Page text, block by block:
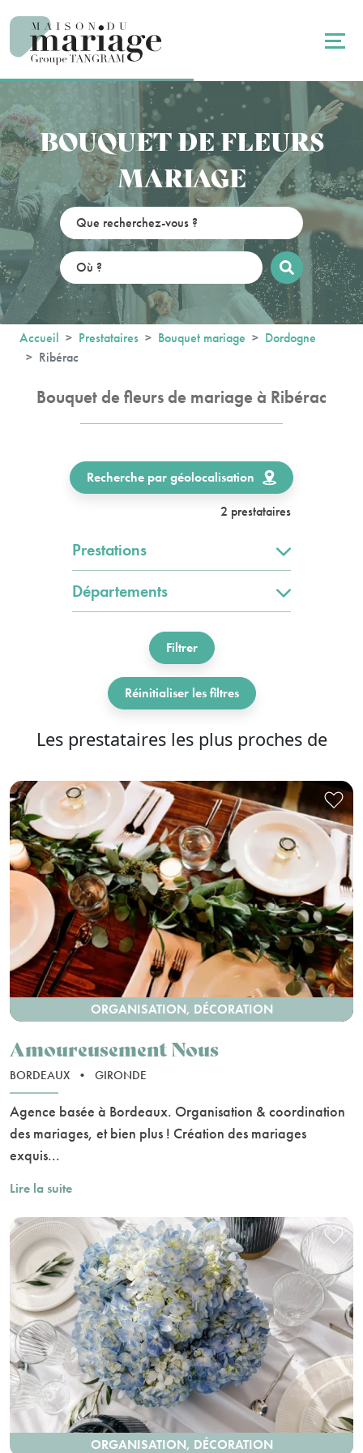
BOUQUET DE FLEURS
MARIAGE
Accueil Prestataires Bouquet mariage
Dordogne
Ribérac
Bouquet de fleurs de mariage à Ribérac
Recherche par géolocalisation
2 prestataires
Prestations
Départements
Filtrer
Réinitialiser les filtres
Les prestataires les plus proches de
ORGANISATION, DÉCORATION
Amoureusement Nous
BORDEAUX • GIRONDE
Agence basée à Bordeaux. Organisation & coordination
des mariages, et bien plus ! Création des mariages
exquis...
Lire la suite
ORGANISATION, DÉCORATION